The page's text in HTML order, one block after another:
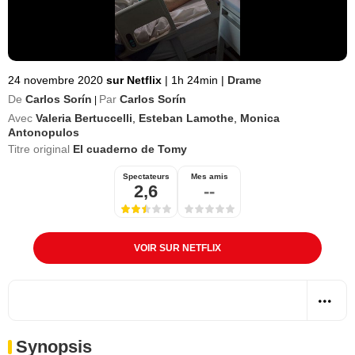
24 novembre 2020 sur Netflix | 1h 24min | Drame
De Carlos Sorín Par Carlos Sorín
Avec Valeria Bertuccelli Esteban Lamothe Monica
Antonopulos
Titre original El cuaderno de Tomy
Spectateurs
2,6
Mes amis
--
VOIR SUR NETFLIX
Synopsis